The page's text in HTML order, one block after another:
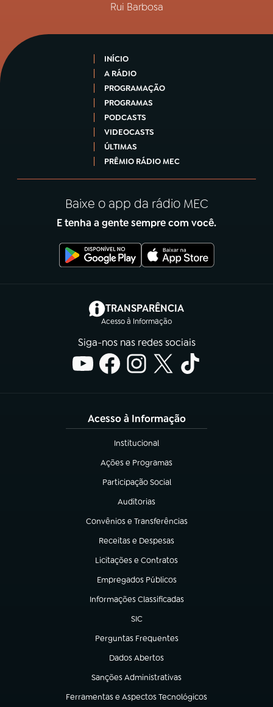
Rui Barbosa
INÍCIO
A RÁDIO
PROGRAMAÇÃO
PROGRAMAS
PODCASTS
VIDEOCASTS
ÚLTIMAS
PRÊMIO RÁDIO MEC
Baixe o app da rádio MEC
E tenha a gente sempre com você.
TRANSPARÊNCIA
Acesso à Informação
(abre em nova aba)
Siga-nos nas redes sociais
Acesso à Informação
Institucional
(abre em nova aba)
Ações e Programas
(abre em nova aba)
Participação Social
(abre em nova aba)
Auditorias
(abre em nova aba)
Convênios e Transferências
(abre em nova aba)
Receitas e Despesas
(abre em nova aba)
Licitações e Contratos
(abre em nova aba)
Empregados Públicos
(abre em nova aba)
Informações Classificadas
(abre em nova aba)
SIC
(abre em nova aba)
Perguntas Frequentes
(abre em nova aba)
Dados Abertos
(abre em nova aba)
Sanções Administrativas
(abre em nova aba)
Ferramentas e Aspectos Tecnológicos
(abre em nova aba)